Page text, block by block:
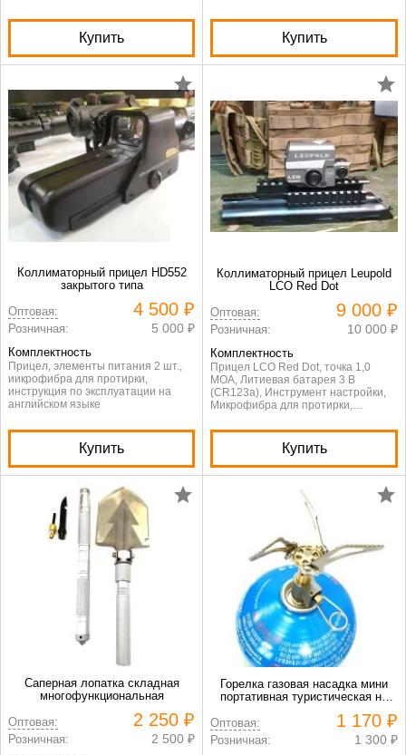
Купить Купить
Коллиматорный прицел HD552
закрытого типа
Оптовая:
4 500 ₽
Розничная: 5 000 ₽
Комплектность
Прицел, элементы питания 2 шт.,
иикрофибра для протирки,
инструкция по эксплуатации на
английском языке
Купить
Коллиматорный прицел Leupold
LCO Red Dot
Оптовая:
9 000 ₽
Розничная: 10 000 ₽
Комплектность
Прицел LCO Red Dot, точка 1,0
МОА, Литиевая батарея 3 В
(CR123a), Инструмент настройки,
Микрофибра для протирки,
английском языке
Купить
Саперная лопатка складная
многофункциональная
Оптовая:
2 250 ₽
Розничная: 2 500 ₽
Горелка газовая насадка мини
портативная туристическая на
Оптовая:
1 170 ₽
Розничная: 1 300 ₽